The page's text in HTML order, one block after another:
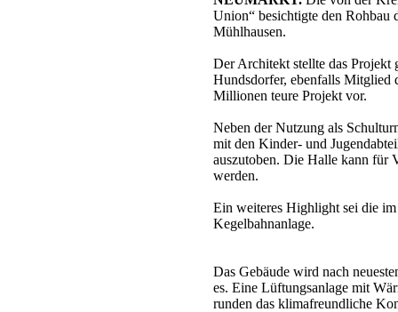
Union“ besichtigte den Rohbau
Mühlhausen.
Der Architekt stellte das Projekt
Hundsdorfer, ebenfalls Mitglied
Millionen teure Projekt vor.
Neben der Nutzung als
mit den Kinder- und
auszutoben. Die Halle kann für
werden.
Ein weiteres Highlight sei die im
Kegelbahnanlage.
Das Gebäude wird nach
es. Eine Lüftungsanlage mit
runden das klimafreundliche